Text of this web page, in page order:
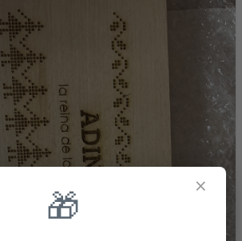
×
🎁